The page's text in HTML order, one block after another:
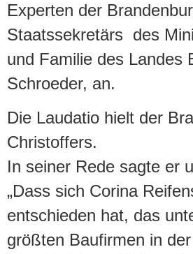
Experten der
Staatssekretärs des
und Familie des Landes
Schroeder, an.
Die Laudatio hielt der
Christoffers.
In seiner Rede sagte er
„Dass sich Corina
entschieden hat, das
größten Baufirmen in